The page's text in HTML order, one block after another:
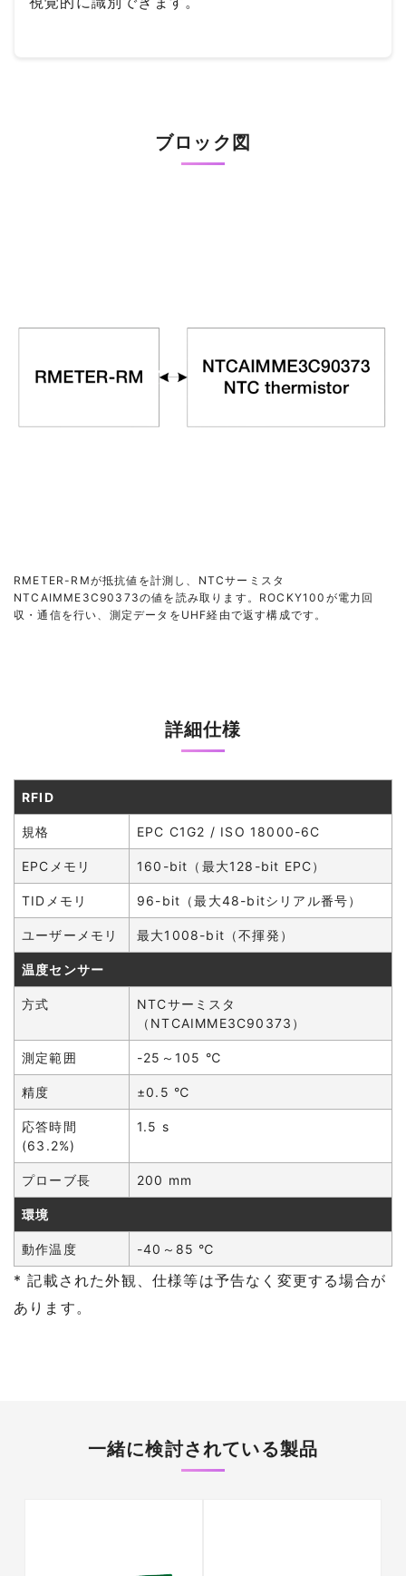
ブロック図
RMETER-RMが抵抗値を計測し、NTCサーミスタ
NTCAIMME3C90373の値を読み取ります。ROCKY100が電力回
収・通信を行い、測定データをUHF経由で返す構成です。
詳細仕様
RFID
規格 EPC C1G2 / ISO 18000-6C
EPCメモリ 160-bit（最大128-bit EPC）
TIDメモリ 96-bit（最大48-bitシリアル番号）
ユーザーメモリ 最大1008-bit（不揮発）
温度センサー
方式
NTCサーミスタ
（NTCAIMME3C90373）
測定範囲 -25～105 ℃
精度 ±0.5 ℃
応答時間
(63.2%)
1.5 s
プローブ長 200 mm
環境
動作温度 -40～85 ℃
* 記載された外観、仕様等は予告なく変更する場合が
あります。
一緒に検討されている製品